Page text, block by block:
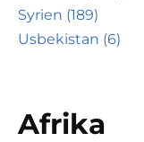
Syrien (189)
Usbekistan (6)
Afrika